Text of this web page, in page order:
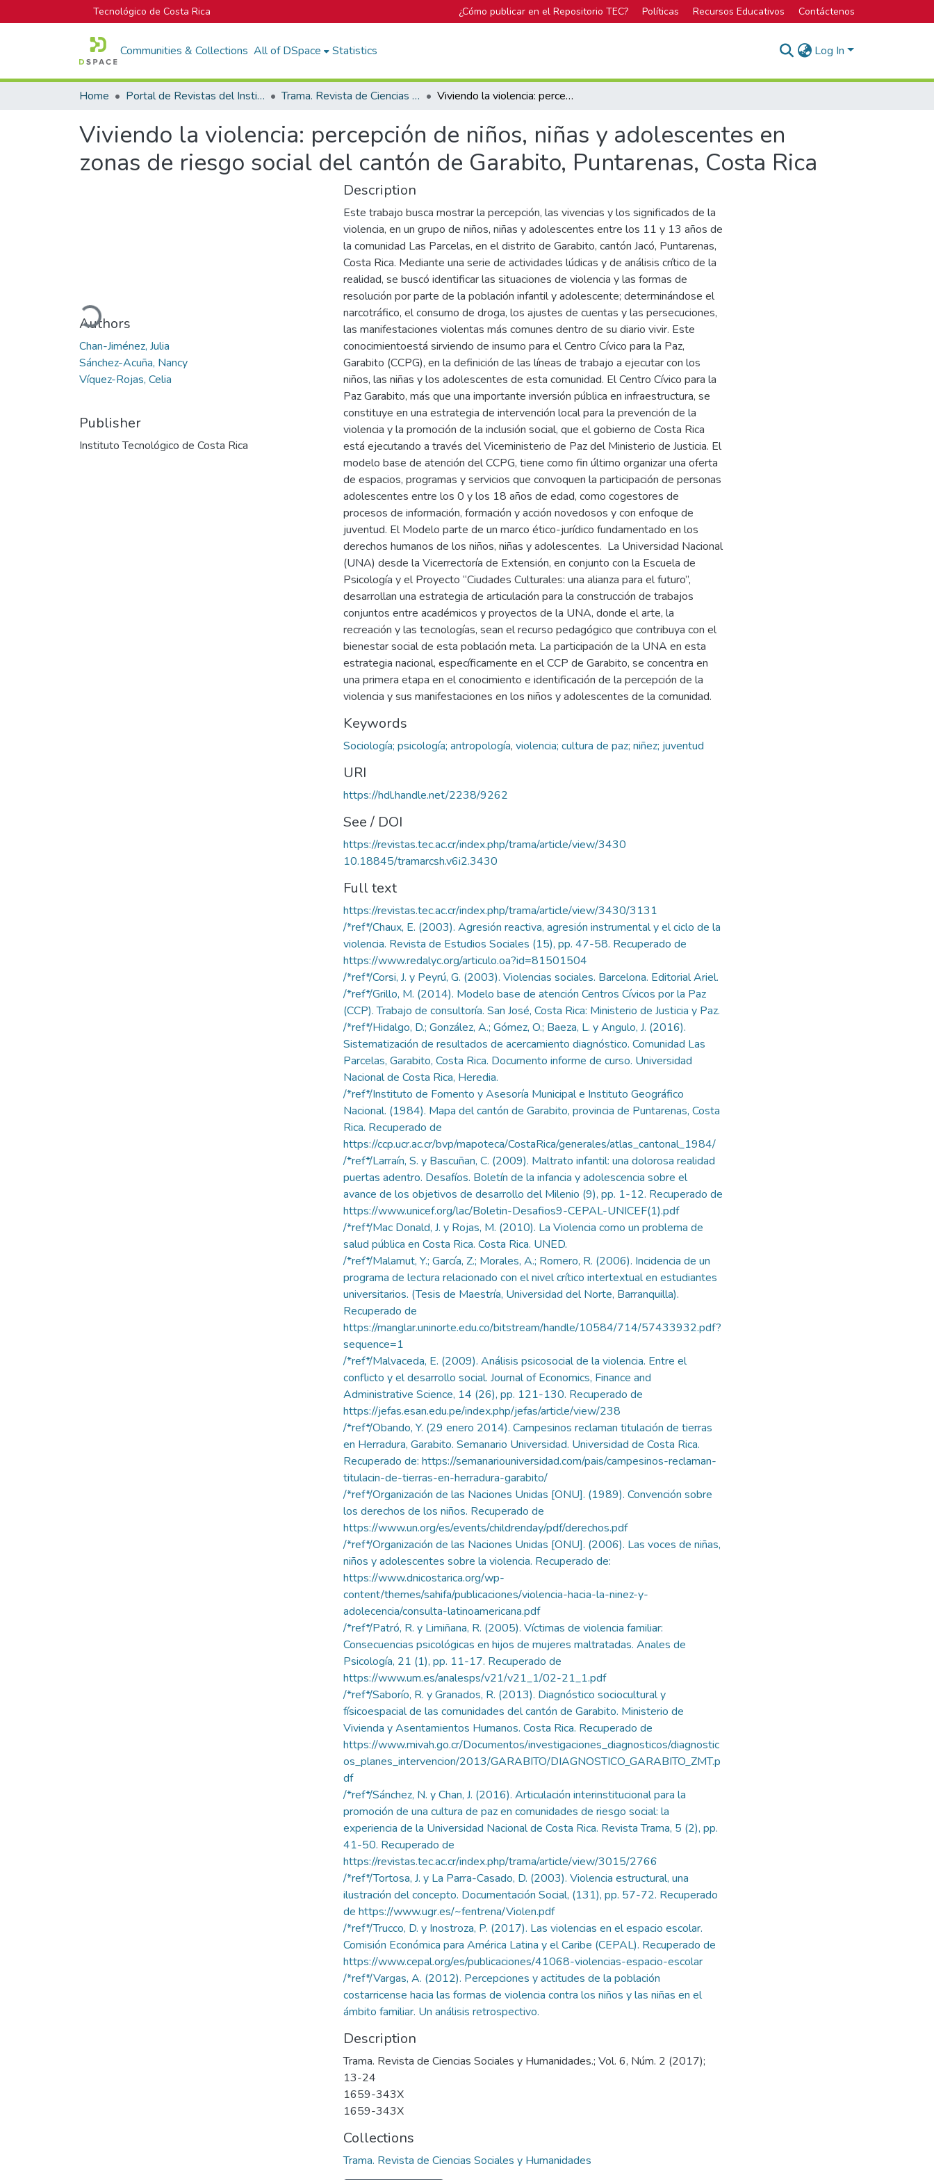
Tecnológico de Costa Rica ¿Cómo publicar en el Repositorio TEC? Políticas Recursos Educativos Contáctenos
Communities & Collections All of DSpace Statistics Log In
Home Portal de Revistas del Instituto Tecnológico de Costa Rica Trama. Revista de Ciencias Sociales y Humanidades Viviendo la violencia: percepción de niños, niñas y adolescentes en zonas de riesgo social del cantón de Garabito, Puntarenas, Costa Rica
Viviendo la violencia: percepción de niños, niñas y adolescentes en
zonas de riesgo social del cantón de Garabito, Puntarenas, Costa Rica
Loading...
Authors
Chan-Jiménez, Julia
Sánchez-Acuña, Nancy
Víquez-Rojas, Celia
Publisher
Instituto Tecnológico de Costa Rica
Description
Este trabajo busca mostrar la percepción, las vivencias y los significados de la
violencia, en un grupo de niños, niñas y adolescentes entre los 11 y 13 años de
la comunidad Las Parcelas, en el distrito de Garabito, cantón Jacó, Puntarenas,
Costa Rica. Mediante una serie de actividades lúdicas y de análisis crítico de la
realidad, se buscó identificar las situaciones de violencia y las formas de
resolución por parte de la población infantil y adolescente; determinándose el
narcotráfico, el consumo de droga, los ajustes de cuentas y las persecuciones,
las manifestaciones violentas más comunes dentro de su diario vivir. Este
conocimientoestá sirviendo de insumo para el Centro Cívico para la Paz,
Garabito (CCPG), en la definición de las líneas de trabajo a ejecutar con los
niños, las niñas y los adolescentes de esta comunidad. El Centro Cívico para la
Paz Garabito, más que una importante inversión pública en infraestructura, se
constituye en una estrategia de intervención local para la prevención de la
violencia y la promoción de la inclusión social, que el gobierno de Costa Rica
está ejecutando a través del Viceministerio de Paz del Ministerio de Justicia. El
modelo base de atención del CCPG, tiene como fin último organizar una oferta
de espacios, programas y servicios que convoquen la participación de personas
adolescentes entre los 0 y los 18 años de edad, como cogestores de
procesos de información, formación y acción novedosos y con enfoque de
juventud. El Modelo parte de un marco ético-jurídico fundamentado en los
derechos humanos de los niños, niñas y adolescentes. La Universidad Nacional
(UNA) desde la Vicerrectoría de Extensión, en conjunto con la Escuela de
Psicología y el Proyecto “Ciudades Culturales: una alianza para el futuro”,
desarrollan una estrategia de articulación para la construcción de trabajos
conjuntos entre académicos y proyectos de la UNA, donde el arte, la
recreación y las tecnologías, sean el recurso pedagógico que contribuya con el
bienestar social de esta población meta. La participación de la UNA en esta
estrategia nacional, específicamente en el CCP de Garabito, se concentra en
una primera etapa en el conocimiento e identificación de la percepción de la
violencia y sus manifestaciones en los niños y adolescentes de la comunidad.
Keywords
Sociología; psicología; antropología, violencia; cultura de paz; niñez; juventud
URI
https://hdl.handle.net/2238/9262
See / DOI
https://revistas.tec.ac.cr/index.php/trama/article/view/3430
10.18845/tramarcsh.v6i2.3430
Full text
https://revistas.tec.ac.cr/index.php/trama/article/view/3430/3131
/*ref*/Chaux, E. (2003). Agresión reactiva, agresión instrumental y el ciclo de la
violencia. Revista de Estudios Sociales (15), pp. 47-58. Recuperado de
https://www.redalyc.org/articulo.oa?id=81501504
/*ref*/Corsi, J. y Peyrú, G. (2003). Violencias sociales. Barcelona. Editorial Ariel.
/*ref*/Grillo, M. (2014). Modelo base de atención Centros Cívicos por la Paz
(CCP). Trabajo de consultoría. San José, Costa Rica: Ministerio de Justicia y Paz.
/*ref*/Hidalgo, D.; González, A.; Gómez, O.; Baeza, L. y Angulo, J. (2016).
Sistematización de resultados de acercamiento diagnóstico. Comunidad Las
Parcelas, Garabito, Costa Rica. Documento informe de curso. Universidad
Nacional de Costa Rica, Heredia.
/*ref*/Instituto de Fomento y Asesoría Municipal e Instituto Geográfico
Nacional. (1984). Mapa del cantón de Garabito, provincia de Puntarenas, Costa
Rica. Recuperado de
https://ccp.ucr.ac.cr/bvp/mapoteca/CostaRica/generales/atlas_cantonal_1984/
/*ref*/Larraín, S. y Bascuñan, C. (2009). Maltrato infantil: una dolorosa realidad
puertas adentro. Desafíos. Boletín de la infancia y adolescencia sobre el
avance de los objetivos de desarrollo del Milenio (9), pp. 1-12. Recuperado de
https://www.unicef.org/lac/Boletin-Desafios9-CEPAL-UNICEF(1).pdf
/*ref*/Mac Donald, J. y Rojas, M. (2010). La Violencia como un problema de
salud pública en Costa Rica. Costa Rica. UNED.
/*ref*/Malamut, Y.; García, Z.; Morales, A.; Romero, R. (2006). Incidencia de un
programa de lectura relacionado con el nivel crítico intertextual en estudiantes
universitarios. (Tesis de Maestría, Universidad del Norte, Barranquilla).
Recuperado de
https://manglar.uninorte.edu.co/bitstream/handle/10584/714/57433932.pdf?
sequence=1
/*ref*/Malvaceda, E. (2009). Análisis psicosocial de la violencia. Entre el
conflicto y el desarrollo social. Journal of Economics, Finance and
Administrative Science, 14 (26), pp. 121-130. Recuperado de
https://jefas.esan.edu.pe/index.php/jefas/article/view/238
/*ref*/Obando, Y. (29 enero 2014). Campesinos reclaman titulación de tierras
en Herradura, Garabito. Semanario Universidad. Universidad de Costa Rica.
Recuperado de: https://semanariouniversidad.com/pais/campesinos-reclaman-
titulacin-de-tierras-en-herradura-garabito/
/*ref*/Organización de las Naciones Unidas [ONU]. (1989). Convención sobre
los derechos de los niños. Recuperado de
https://www.un.org/es/events/childrenday/pdf/derechos.pdf
/*ref*/Organización de las Naciones Unidas [ONU]. (2006). Las voces de niñas,
niños y adolescentes sobre la violencia. Recuperado de:
https://www.dnicostarica.org/wp-
content/themes/sahifa/publicaciones/violencia-hacia-la-ninez-y-
adolecencia/consulta-latinoamericana.pdf
/*ref*/Patró, R. y Limiñana, R. (2005). Víctimas de violencia familiar:
Consecuencias psicológicas en hijos de mujeres maltratadas. Anales de
Psicología, 21 (1), pp. 11-17. Recuperado de
https://www.um.es/analesps/v21/v21_1/02-21_1.pdf
/*ref*/Saborío, R. y Granados, R. (2013). Diagnóstico sociocultural y
físicoespacial de las comunidades del cantón de Garabito. Ministerio de
Vivienda y Asentamientos Humanos. Costa Rica. Recuperado de
https://www.mivah.go.cr/Documentos/investigaciones_diagnosticos/diagnostic
os_planes_intervencion/2013/GARABITO/DIAGNOSTICO_GARABITO_ZMT.p
df
/*ref*/Sánchez, N. y Chan, J. (2016). Articulación interinstitucional para la
promoción de una cultura de paz en comunidades de riesgo social: la
experiencia de la Universidad Nacional de Costa Rica. Revista Trama, 5 (2), pp.
41-50. Recuperado de
https://revistas.tec.ac.cr/index.php/trama/article/view/3015/2766
/*ref*/Tortosa, J. y La Parra-Casado, D. (2003). Violencia estructural, una
ilustración del concepto. Documentación Social, (131), pp. 57-72. Recuperado
de https://www.ugr.es/~fentrena/Violen.pdf
/*ref*/Trucco, D. y Inostroza, P. (2017). Las violencias en el espacio escolar.
Comisión Económica para América Latina y el Caribe (CEPAL). Recuperado de
https://www.cepal.org/es/publicaciones/41068-violencias-espacio-escolar
/*ref*/Vargas, A. (2012). Percepciones y actitudes de la población
costarricense hacia las formas de violencia contra los niños y las niñas en el
ámbito familiar. Un análisis retrospectivo.
Description
Trama. Revista de Ciencias Sociales y Humanidades.; Vol. 6, Núm. 2 (2017);
13-24
1659-343X
1659-343X
Collections
Trama. Revista de Ciencias Sociales y Humanidades